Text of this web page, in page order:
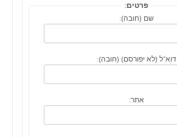
פרטים:
שם (חובה):
דוא"ל (לא יפורסם) (חובה):
אתר: